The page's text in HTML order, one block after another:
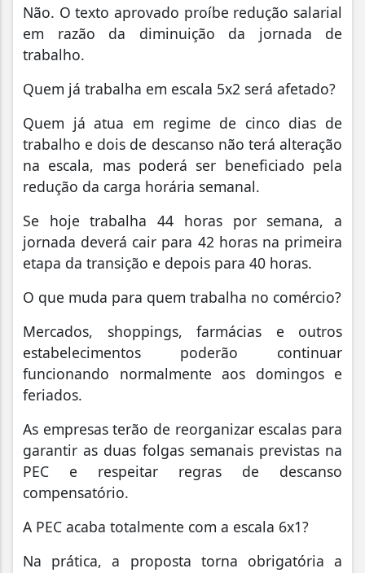
Não. O texto aprovado proíbe redução salarial
em razão da diminuição da jornada de
trabalho.
Quem já trabalha em escala 5x2 será afetado?
Quem já atua em regime de cinco dias de
trabalho e dois de descanso não terá alteração
na escala, mas poderá ser beneficiado pela
redução da carga horária semanal.
Se hoje trabalha 44 horas por semana, a
jornada deverá cair para 42 horas na primeira
etapa da transição e depois para 40 horas.
O que muda para quem trabalha no comércio?
Mercados, shoppings, farmácias e outros
estabelecimentos poderão continuar
funcionando normalmente aos domingos e
feriados.
As empresas terão de reorganizar escalas para
garantir as duas folgas semanais previstas na
PEC e respeitar regras de descanso
compensatório.
A PEC acaba totalmente com a escala 6x1?
Na prática, a proposta torna obrigatória a